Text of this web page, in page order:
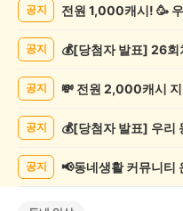
공지 전원 1,000캐시! 🥳
공지
공지
공지
공지 📢동네생활 커뮤니